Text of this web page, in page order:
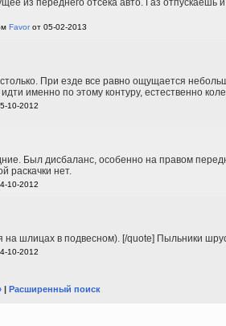
из переднего отсека авто. Газ
Favorот 05-02-2013
При езде все равно ощущается
именно по этому контуру, естественно
10-2012
Был дисбаланс, особенно на правом
раскачки нет.
10-2012
шлицах в подвесном). [/quote] Пыльники
10-2012
| Расширенный поиск